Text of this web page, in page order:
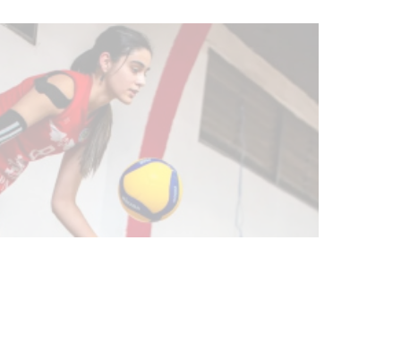
vacunación contra el
meningococo
03-08-2026
UTE hizo llamado laboral para
personas en situación de
discapacidad
03-08-2026